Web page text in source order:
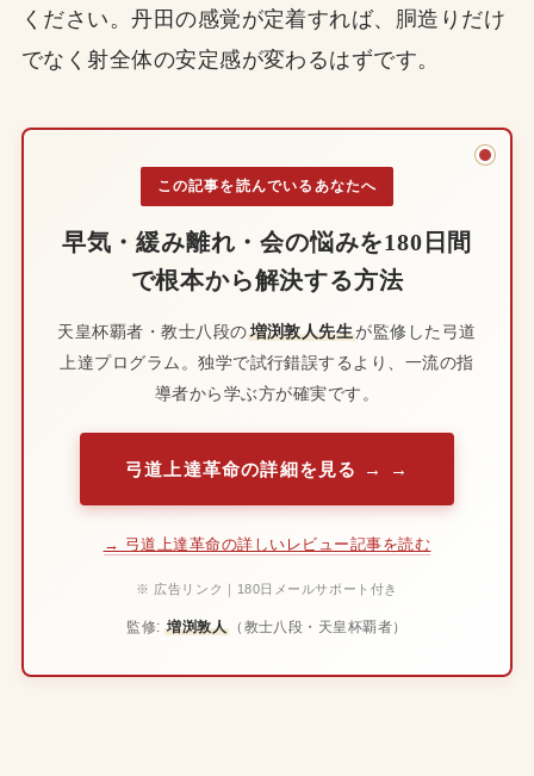
ください。丹田の感覚が定着すれば、胴造りだけ
でなく射全体の安定感が変わるはずです。
この記事を読んでいるあなたへ
早気・緩み離れ・会の悩みを180日間
で根本から解決する方法
天皇杯覇者・教士八段の増渕敦人先生が監修した弓道
上達プログラム。独学で試行錯誤するより、一流の指
導者から学ぶ方が確実です。
弓道上達革命の詳細を見る →
→ 弓道上達革命の詳しいレビュー記事を読む
※ 広告リンク｜180日メールサポート付き
監修:増渕敦人 （教士八段・天皇杯覇者）